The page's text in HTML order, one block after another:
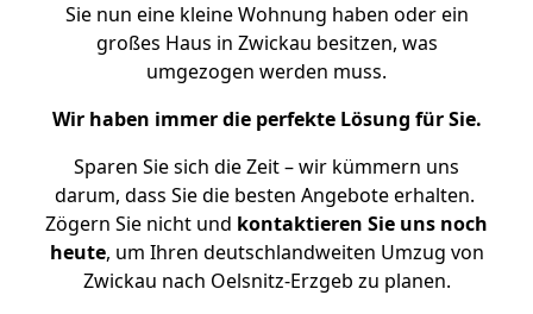
Sie nun eine kleine Wohnung haben oder ein
großes Haus in Zwickau besitzen, was
umgezogen werden muss.
Wir haben immer die perfekte Lösung für Sie.
Sparen Sie sich die Zeit – wir kümmern uns
darum, dass Sie die besten Angebote erhalten.
Zögern Sie nicht und kontaktieren Sie uns noch
heute, um Ihren deutschlandweiten Umzug von
Zwickau nach Oelsnitz-Erzgeb zu planen.